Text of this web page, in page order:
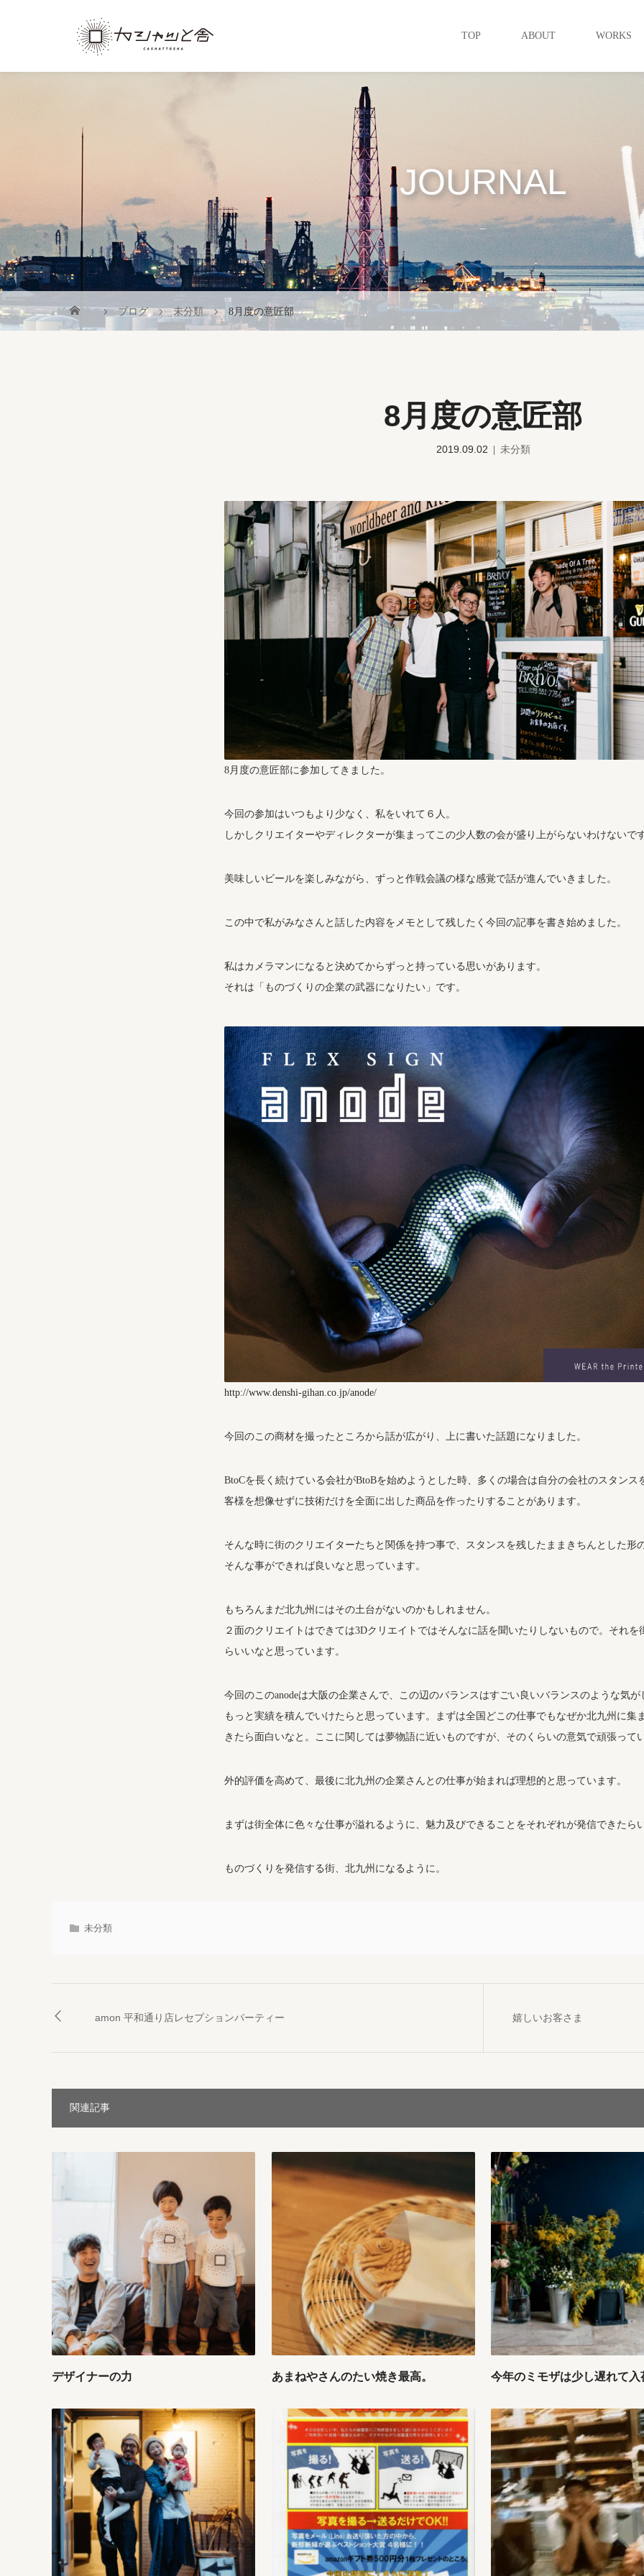
TOP ABOUT WORKS
JOURNAL
_
ブログ 未分類 8月度の意匠部
8月度の意匠部
2019.09.02 未分類
8月度の意匠部に参加してきました。
今回の参加はいつもより少なく、私をいれて６人。
しかしクリエイターやディレクターが集まってこの少人数の会が盛り上がらないわけないで
美味しいビールを楽しみながら、ずっと作戦会議の様な感覚で話が進んでいきました。
この中で私がみなさんと話した内容をメモとして残したく今回の記事を書き始めました。
私はカメラマンになると決めてからずっと持っている思いがあります。
それは「ものづくりの企業の武器になりたい」です。
http://www.denshi-gihan.co.jp/anode/
今回のこの商材を撮ったところから話が広がり、上に書いた話題になりました。
BtoCを長く続けている会社がBtoBを始めようとした時、多くの場合は自分の会社のスタンス
客様を想像せずに技術だけを全面に出した商品を作ったりすることがあります。
そんな時に街のクリエイターたちと関係を持つ事で、スタンスを残したままきちんとした形
そんな事ができれば良いなと思っています。
もちろんまだ北九州にはその土台がないのかもしれません。
２面のクリエイトはできては3Dクリエイトではそんなに話を聞いたりしないもので。それを
らいいなと思っています。
今回のこのanodeは大阪の企業さんで、この辺のバランスはすごい良いバランスのような気
もっと実績を積んでいけたらと思っています。まずは全国どこの仕事でもなぜか北九州に集
きたら面白いなと。ここに関しては夢物語に近いものですが、そのくらいの意気で頑張って
外的評価を高めて、最後に北九州の企業さんとの仕事が始まれば理想的と思っています。
まずは街全体に色々な仕事が溢れるように、魅力及びできることをそれぞれが発信できたら
ものづくりを発信する街、北九州になるように。
未分類
amon 平和通り店レセプションパーティー 嬉しいお客さま
関連記事
デザイナーの力 あまねやさんのたい焼き最高。 今年のミモザは少し遅れて入